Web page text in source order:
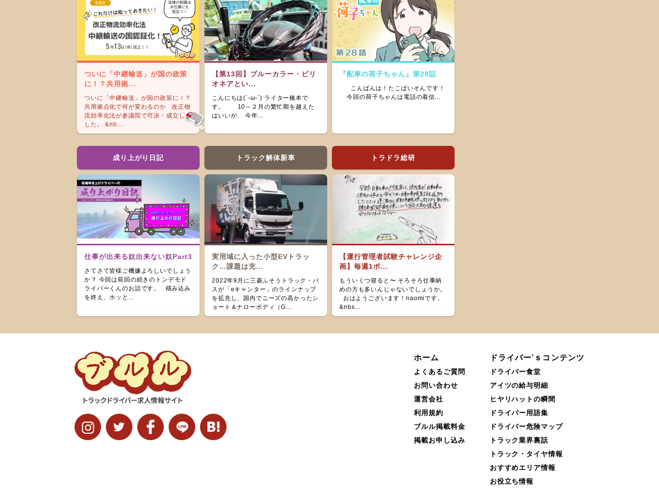
ついに「中継輸送」が国の政策
に！？共用拠...
ついに「中継輸送」が国の政策に！？
共用拠点化で何が変わるのか 改正物
流効率化法が参議院で可決・成立しま
した。 &nb...
【第13回】ブルーカラー・ビリ
オネアとい...
こんにちは(´-ω-`) ライター橋本で
す。 10～２月の繁忙期を越えた
はいいが、 今年...
『配車の荷子ちゃん』第28話
こんばんは！たこぱいそんです！
今回の荷子ちゃんは電話の着信...
成り上がり日記
仕事が出来る奴出来ない奴Part3
さてさて皆様ご機嫌よろしいでしょう
か？ 今回は前回の続きのトンデモド
ライバーくんのお話です。 積み込み
を終え、ホッと...
トラック解体新車
実用域に入った小型EVトラッ
ク…課題は充...
2022年9月に三菱ふそうトラック・バ
スが「eキャンター」のラインナップ
を拡充し、国内でニーズの高かったシ
ョート＆ナローボディ（G...
トラドラ総研
【運行管理者試験チャレンジ企
画】毎週1ポ...
もういくつ寝ると〜 そろそろ仕事納
めの方も多いんじゃないでしょうか。
おはようございます！naomiです。
&nbs...
ホーム
よくあるご質問
お問い合わせ
運営会社
利用規約
ブルル掲載料金
掲載お申し込み
ドライバー’ｓコンテンツ
ドライバー食堂
アイツの給与明細
ヒヤリハットの瞬間
ドライバー用語集
ドライバー危険マップ
トラック業界裏話
トラック・タイヤ情報
おすすめエリア情報
お役立ち情報